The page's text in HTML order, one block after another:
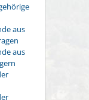
aus
aus